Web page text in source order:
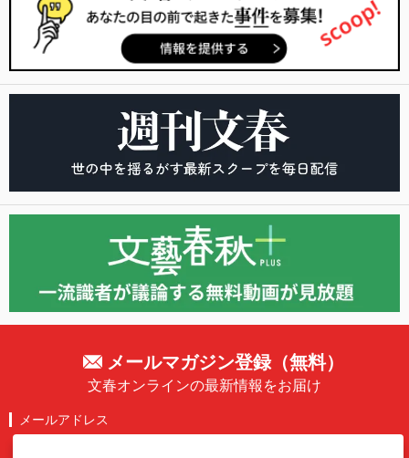
メールマガジン登録（無料）
文春オンラインの最新情報をお届け
メールアドレス